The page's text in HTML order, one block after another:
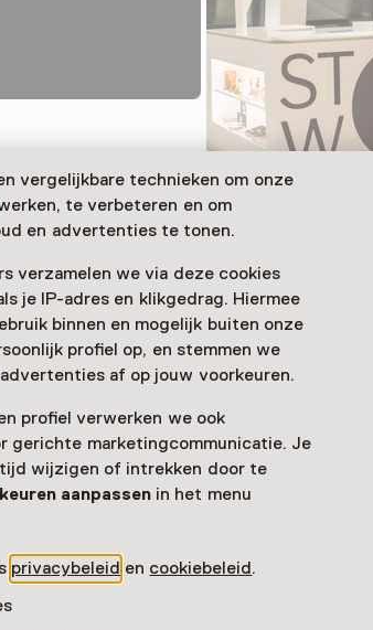
vergelijkbare technieken om onze
te verbeteren en om
en advertenties te tonen.
verzamelen we via deze cookies
je IP-adres en klikgedrag. Hiermee
binnen en mogelijk buiten onze
profiel op, en stemmen we
af op jouw voorkeuren.
profiel verwerken we ook
gerichte marketingcommunicatie. Je
wijzigen of intrekken door te
aanpassenin het menu
privacybeleid en cookiebeleid.
Willkommen bei
der Niederlande
spaßigsten und allercoolsten